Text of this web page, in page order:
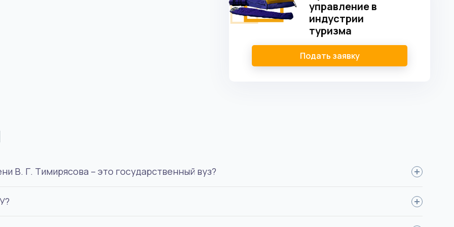
управление в
индустрии
туризма
Подать заявку
В. Г. Тимирясова – это государственный вуз?